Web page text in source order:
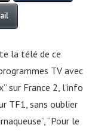
la télé de ce
TV avec
sur France 2, l’info
TF1, sans oublier
“Pour le